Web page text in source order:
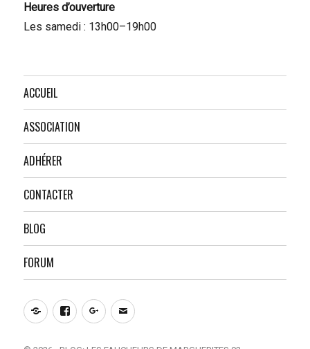
Heures d’ouverture
Les samedi : 13h00–19h00
ACCUEIL
ASSOCIATION
ADHÉRER
CONTACTER
BLOG
FORUM
Notre Facebook
Google+
E-